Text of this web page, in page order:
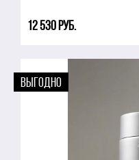
12 530 руб.
ВЫГОДНО